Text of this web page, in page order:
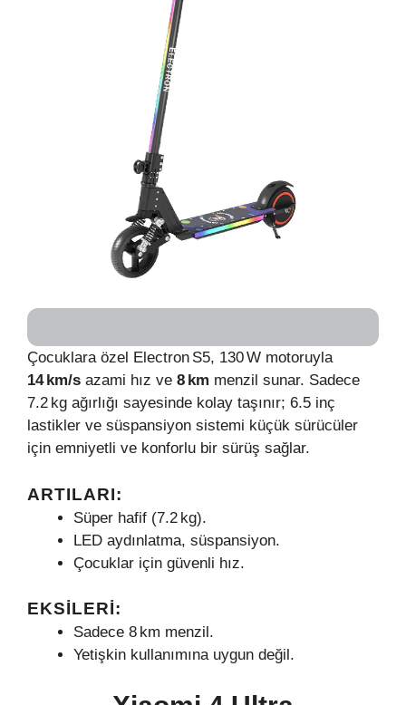
Çocuklara özel Electron S5, 130 W motoruyla
14 km/s azami hız ve 8 km menzil sunar. Sadece
7.2 kg ağırlığı sayesinde kolay taşınır; 6.5 inç
lastikler ve süspansiyon sistemi küçük sürücüler
için emniyetli ve konforlu bir sürüş sağlar.
ARTILARI:
Süper hafif (7.2 kg).
LED aydınlatma, süspansiyon.
Çocuklar için güvenli hız.
EKSILERI:
Sadece 8 km menzil.
Yetişkin kullanımına uygun değil.